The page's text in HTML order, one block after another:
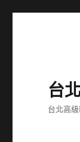
台
台北高